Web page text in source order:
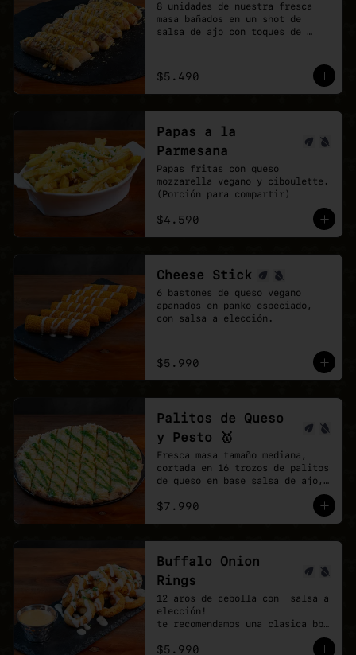
8 unidades de nuestra fresca
masa bañados en un shot de
salsa de ajo con toques de
estos palitos son lo mas cerca
que estarás.
$5.490
Papas a la
Parmesana
Papas fritas con queso
mozzarella vegano y ciboulette.
(Porción para compartir)
$4.590
Cheese Stick
6 bastones de queso vegano
apanados en panko especiado,
con salsa a elección.
$5.990
Palitos de Queso
y Pesto 🥇
Fresca masa tamaño mediana,
cortada en 16 trozos de palitos
de queso en base salsa de ajo,
con un shot de salsa pesto.
$7.990
Buffalo Onion
Rings
12 aros de cebolla con  salsa a
elección!
te recomendamos una clasica bbq
y agregar una buffalo picante!
$5.990